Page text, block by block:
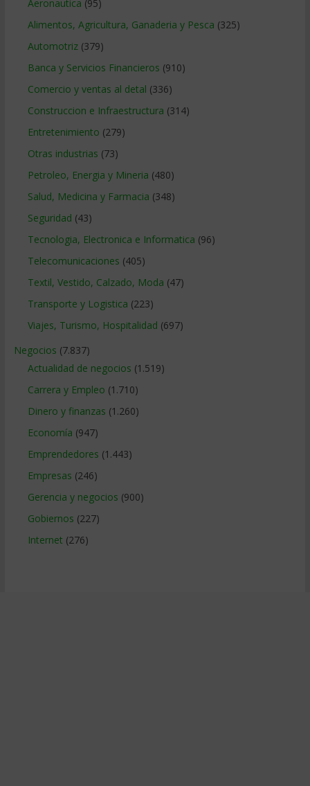
Aeronautica (95)
Alimentos, Agricultura, Ganaderia y Pesca (325)
Automotriz(379)
Banca y Servicios Financieros (910)
Comercio y ventas al detal (336)
Construccion e Infraestructura (314)
Entretenimiento (279)
Otras industrias (73)
Petroleo, Energia y Mineria (480)
Salud, Medicina y Farmacia (348)
Seguridad (43)
Tecnologia, Electronica e Informatica (96)
Telecomunicaciones (405)
Textil, Vestido, Calzado, Moda (47)
Transporte y Logistica (223)
Viajes, Turismo, Hospitalidad (697)
Negocios (7.837)
Actualidad de negocios (1.519)
Carrera y Empleo (1.710)
Dinero y finanzas (1.260)
Economía (947)
Emprendedores (1.443)
Empresas (246)
Gerencia y negocios (900)
Gobiernos (227)
Internet (276)